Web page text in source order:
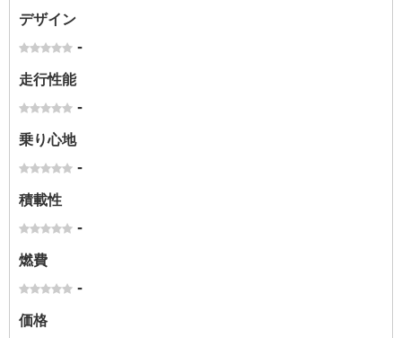
デザイン
-
走行性能
-
乗り心地
-
積載性
-
燃費
-
価格